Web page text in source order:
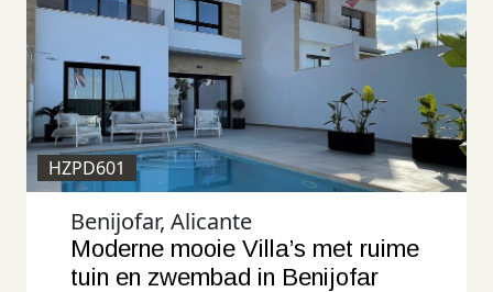
HZPD601
Benijofar, Alicante
Moderne mooie Villa’s met ruime
tuin en zwembad in Benijofar